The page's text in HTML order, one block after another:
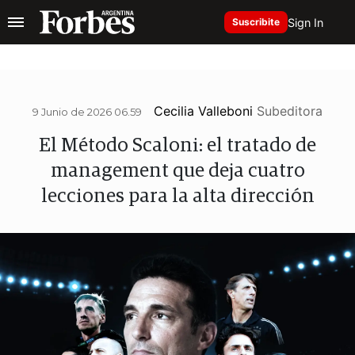
Suscribite Sign In
9 Junio de 2026 06.59 Cecilia Valleboni Subeditora
El Método Scaloni: el tratado de
management que deja cuatro
lecciones para la alta dirección